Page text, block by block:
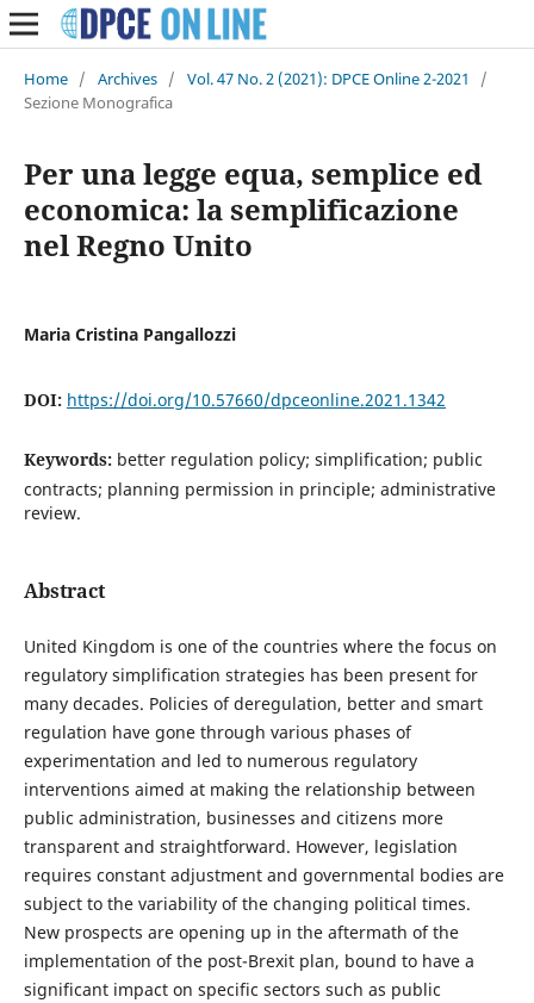
Home / Archives / Vol. 47 No. 2 (2021): DPCE Online 2-2021
/
Sezione Monografica
Per una legge equa, semplice ed
economica: la semplificazione
nel Regno Unito
Maria Cristina Pangallozzi
DOI: https://doi.org/10.57660/dpceonline.2021.1342
Keywords: better regulation policy; simplification; public
contracts; planning permission in principle; administrative
review.
Abstract
United Kingdom is one of the countries where the focus on
regulatory simplification strategies has been present for
many decades. Policies of deregulation, better and smart
regulation have gone through various phases of
experimentation and led to numerous regulatory
interventions aimed at making the relationship between
public administration, businesses and citizens more
transparent and straightforward. However, legislation
requires constant adjustment and governmental bodies are
subject to the variability of the changing political times.
New prospects are opening up in the aftermath of the
implementation of the post-Brexit plan, bound to have a
significant impact on specific sectors such as public